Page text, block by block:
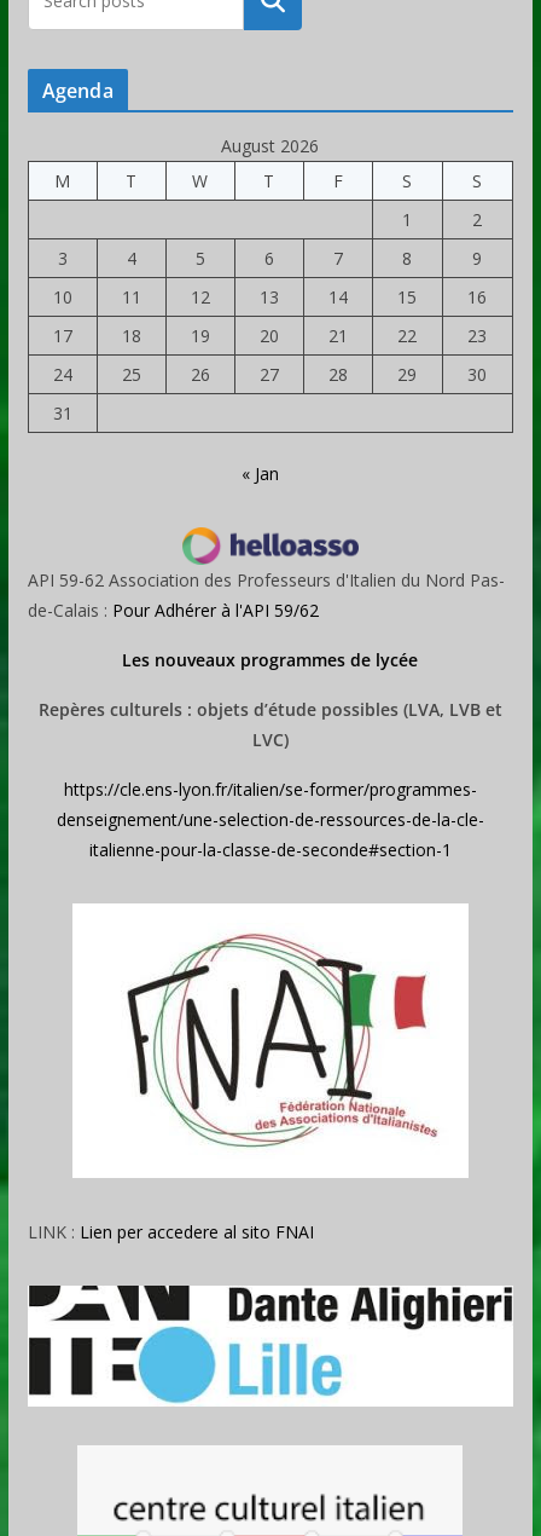
Agenda
August 2026
M
T W T F S
S
1
2
3
4 5 6 7 8
9
10
11 12 13 14 15
16
17
18 19 20 21 22
23
24
25 26 27 28 29
30
31
« Jan
API 59-62 Association des Professeurs d'Italien du Nord Pas-
de-Calais : Pour Adhérer à l'API 59/62
Les nouveaux programmes de lycée
Repères culturels : objets d’étude possibles (LVA, LVB et
LVC)
https://cle.ens-lyon.fr/italien/se-former/programmes-
denseignement/une-selection-de-ressources-de-la-cle-
italienne-pour-la-classe-de-seconde#section-1
LINK : Lien per accedere al sito FNAI